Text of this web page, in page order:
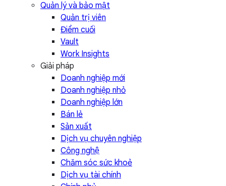
Quản lý và bảo mật
Quản trị viên
Điểm cuối
Vault
Work Insights
Giải pháp
Doanh nghiệp mới
Doanh nghiệp nhỏ
Doanh nghiệp lớn
Bán lẻ
Sản xuất
Dịch vụ chuyên nghiệp
Công nghệ
Chăm sóc sức khoẻ
Dịch vụ tài chính